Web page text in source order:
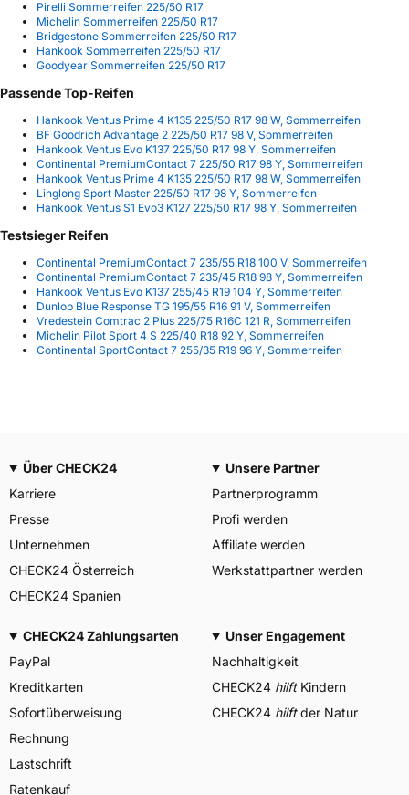
Pirelli Sommerreifen 225/50 R17
Michelin Sommerreifen 225/50 R17
Bridgestone Sommerreifen 225/50 R17
Hankook Sommerreifen 225/50 R17
Goodyear Sommerreifen 225/50 R17
Passende Top-Reifen
Hankook Ventus Prime 4 K135 225/50 R17 98 W, Sommerreifen
BF Goodrich Advantage 2 225/50 R17 98 V, Sommerreifen
Hankook Ventus Evo K137 225/50 R17 98 Y, Sommerreifen
Continental PremiumContact 7 225/50 R17 98 Y, Sommerreifen
Hankook Ventus Prime 4 K135 225/50 R17 98 W, Sommerreifen
Linglong Sport Master 225/50 R17 98 Y, Sommerreifen
Hankook Ventus S1 Evo3 K127 225/50 R17 98 Y, Sommerreifen
Testsieger Reifen
Continental PremiumContact 7 235/55 R18 100 V, Sommerreifen
Continental PremiumContact 7 235/45 R18 98 Y, Sommerreifen
Hankook Ventus Evo K137 255/45 R19 104 Y, Sommerreifen
Dunlop Blue Response TG 195/55 R16 91 V, Sommerreifen
Vredestein Comtrac 2 Plus 225/75 R16C 121 R, Sommerreifen
Michelin Pilot Sport 4 S 225/40 R18 92 Y, Sommerreifen
Continental SportContact 7 255/35 R19 96 Y, Sommerreifen
Über CHECK24
Karriere
Presse
Unternehmen
CHECK24 Österreich
CHECK24 Spanien
Unsere Partner
Partnerprogramm
Profi werden
Affiliate werden
Werkstattpartner werden
CHECK24 Zahlungsarten
PayPal
Kreditkarten
Sofortüberweisung
Rechnung
Lastschrift
Ratenkauf
Unser Engagement
Nachhaltigkeit
CHECK24 hilftKindern
CHECK24 hilftder Natur